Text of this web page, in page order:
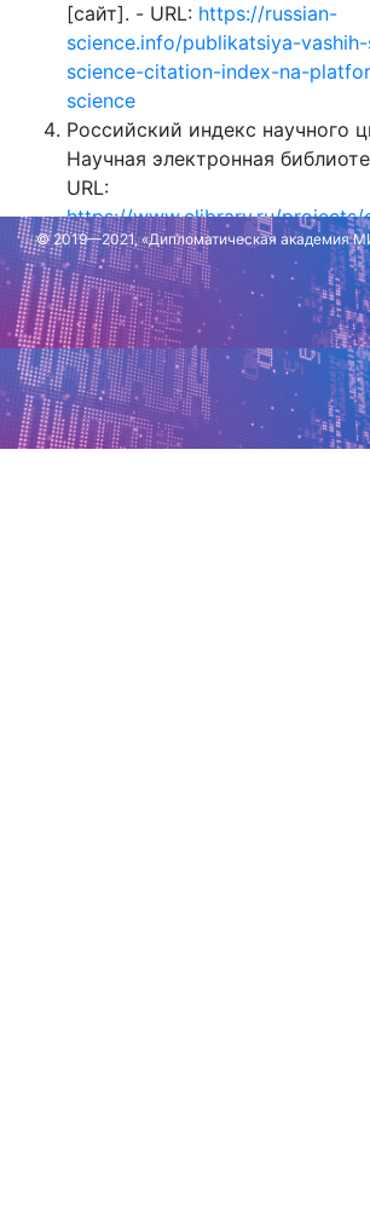
[сайт]. - URL: https://russian-
science.info/publikatsiya-
science-citation-index-na-
science
Российский индекс научного
Научная электронная
URL:
https://www.elibrary.ru/
Обновлено: 8 октября 2024 г.
© 2019—2021, «Дипломатическая академия